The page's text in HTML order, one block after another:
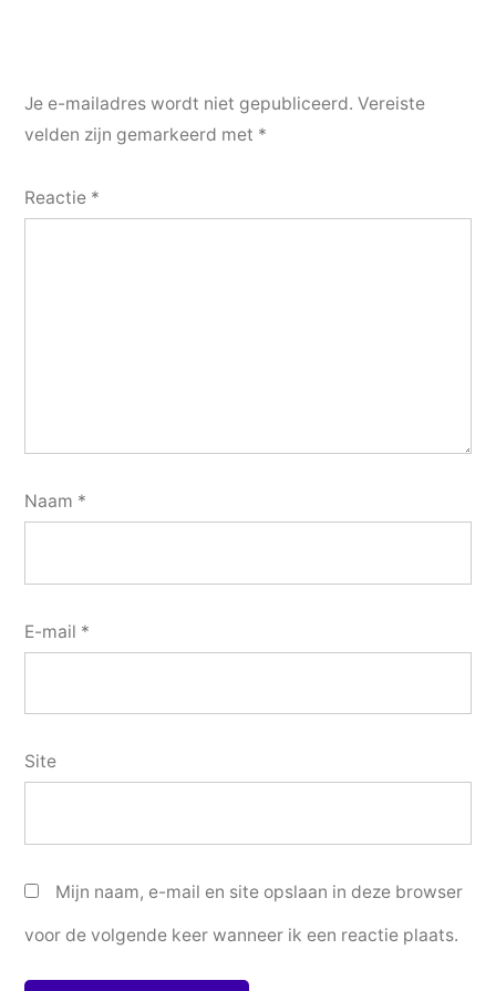
Je e-mailadres wordt niet gepubliceerd. Vereiste
velden zijn gemarkeerd met *
Reactie *
Naam *
E-mail *
Site
Mijn naam, e-mail en site opslaan in deze browser
voor de volgende keer wanneer ik een reactie plaats.